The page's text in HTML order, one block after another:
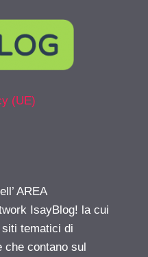
(UE)
AREA
IsayBlog! la cui
tematici di
che contano sul